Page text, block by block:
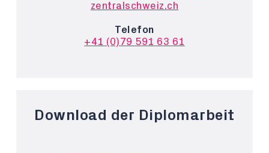
zentralschweiz.ch
Telefon
+41 (0)79 591 63 61
Download der Diplomarbeit